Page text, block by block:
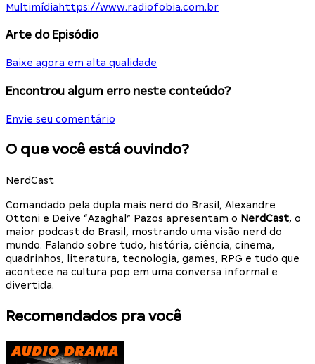
Multimídia https://www.radiofobia.com.br
Arte do Episódio
Baixe agora em alta qualidade
Encontrou algum erro neste conteúdo?
Envie seu comentário
O que você está ouvindo?
NerdCast
Comandado pela dupla mais nerd do Brasil, Alexandre
Ottoni e Deive “Azaghal” Pazos apresentam o NerdCast, o
maior podcast do Brasil, mostrando uma visão nerd do
mundo. Falando sobre tudo, história, ciência, cinema,
quadrinhos, literatura, tecnologia, games, RPG e tudo que
acontece na cultura pop em uma conversa informal e
divertida.
Recomendados pra você